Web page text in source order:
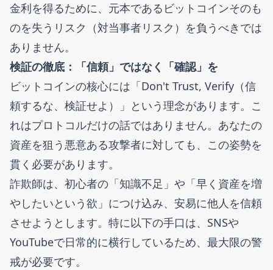
金利を得るために、元本であるビットコインそのも
のを失うリスク（対当事者リスク）を負うべきでは
ありません。
検証の徹底：「信頼」ではなく「確認」を
ビットコインの核心には「Don't Trust, Verify（信
頼するな、検証せよ）」という理念があります。こ
れはプロトコルだけの話ではありません。あなたの
資産を狙う悪意ある攻撃者に対しても、この姿勢を
貫く必要があります。
詐欺師は、初心者の「知識不足」や「早く資産を増
やしたいという欲」につけ込み、安易に他人を信頼
させようとします。特に以下の手口は、SNSや
YouTubeで日常的に横行しているため、最大限の警
戒が必要です。